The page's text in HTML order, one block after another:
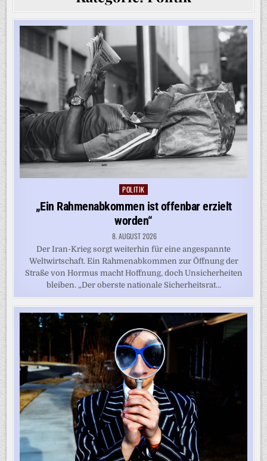
Posted
POLITIK
„Ein Rahmenabkommen ist offenbar erzielt
worden“
8. AUGUST 2026
Der Iran-Krieg sorgt weiterhin für eine angespannte
Weltwirtschaft. Ein Rahmenabkommen zur Öffnung der
Straße von Hormus macht Hoffnung, doch Unsicherheiten
bleiben. „Der oberste nationale Sicherheitsrat…